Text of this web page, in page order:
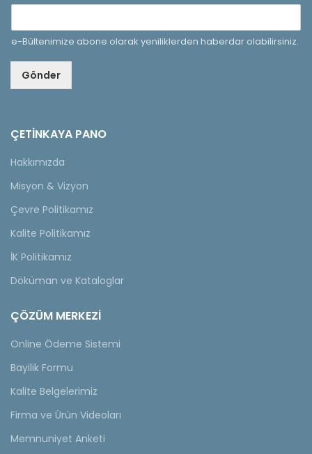
e-Bültenimize abone olarak yeniliklerden haberdar olabilirsiniz.
Gönder
ÇETINKAYA PANO
Hakkımızda
Misyon & Vizyon
Çevre Politikamız
Kalite Politikamız
İK Politikamız
Döküman ve Kataloglar
ÇÖZÜM MERKEZİ
Online Ödeme Sistemi
Bayilik Formu
Kalite Belgelerimiz
Firma ve Ürün Videoları
Memnuniyet Anketi